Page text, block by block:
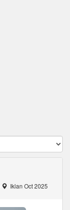
Iklan Oct 2025